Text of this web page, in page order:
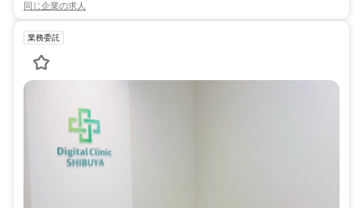
同じ企業の求人
業務委託